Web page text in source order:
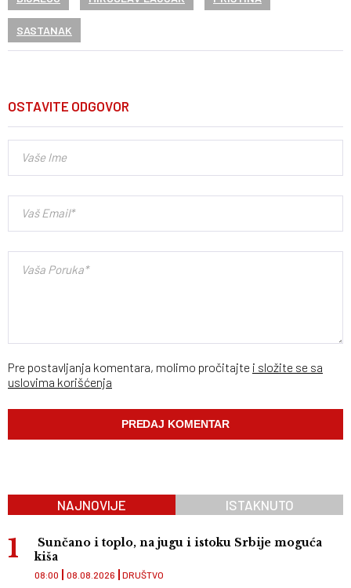
SASTANAK
OSTAVITE ODGOVOR
Pre postavljanja komentara, molimo pročitajte i složite se sa
uslovima korišćenja
NAJNOVIJE ISTAKNUTO
Sunčano i toplo, na jugu i istoku Srbije moguća
kiša
DRUŠTVO
08:00 08.08.2026